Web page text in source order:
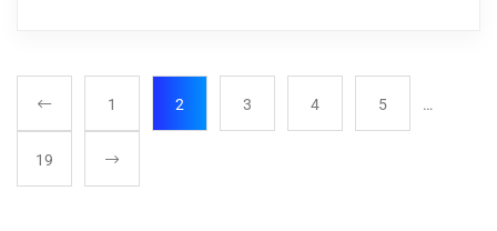
1 2 3 4 5 …
19